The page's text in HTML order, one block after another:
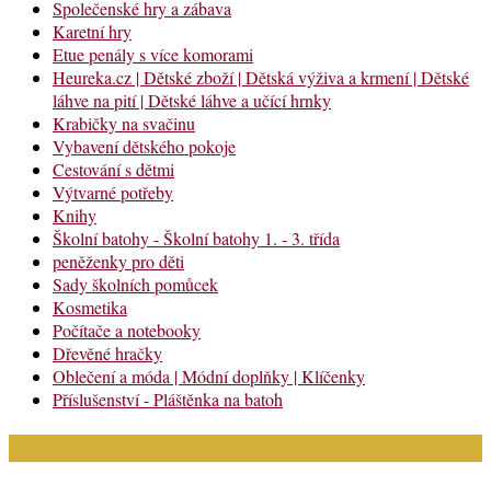
Společenské hry a zábava
Karetní hry
Etue penály s více komorami
Heureka.cz | Dětské zboží | Dětská výživa a krmení | Dětské
láhve na pití | Dětské láhve a učící hrnky
Krabičky na svačinu
Vybavení dětského pokoje
Cestování s dětmi
Výtvarné potřeby
Knihy
Školní batohy - Školní batohy 1. - 3. třída
peněženky pro děti
Sady školních pomůcek
Kosmetika
Počítače a notebooky
Dřevěné hračky
Oblečení a móda | Módní doplňky | Klíčenky
Příslušenství - Pláštěnka na batoh